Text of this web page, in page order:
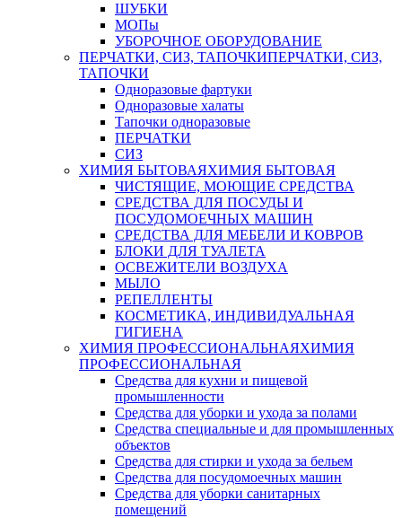
ШУБКИ
МОПы
УБОРОЧНОЕ ОБОРУДОВАНИЕ
ПЕРЧАТКИ, СИЗ, ТАПОЧКИПЕРЧАТКИ, СИЗ,
ТАПОЧКИ
Одноразовые фартуки
Одноразовые халаты
Тапочки одноразовые
ПЕРЧАТКИ
СИЗ
ХИМИЯ БЫТОВАЯХИМИЯ БЫТОВАЯ
ЧИСТЯЩИЕ, МОЮЩИЕ СРЕДСТВА
СРЕДСТВА ДЛЯ ПОСУДЫ И
ПОСУДОМОЕЧНЫХ МАШИН
СРЕДСТВА ДЛЯ МЕБЕЛИ И КОВРОВ
БЛОКИ ДЛЯ ТУАЛЕТА
ОСВЕЖИТЕЛИ ВОЗДУХА
МЫЛО
РЕПЕЛЛЕНТЫ
КОСМЕТИКА, ИНДИВИДУАЛЬНАЯ
ГИГИЕНА
ХИМИЯ ПРОФЕССИОНАЛЬНАЯХИМИЯ
ПРОФЕССИОНАЛЬНАЯ
Средства для кухни и пищевой
промышленности
Средства для уборки и ухода за полами
Средства специальные и для промышленных
объектов
Средства для стирки и ухода за бельем
Средства для посудомоечных машин
Средства для уборки санитарных
помещений